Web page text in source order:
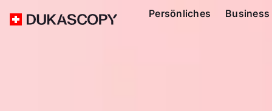
Persönliches Business